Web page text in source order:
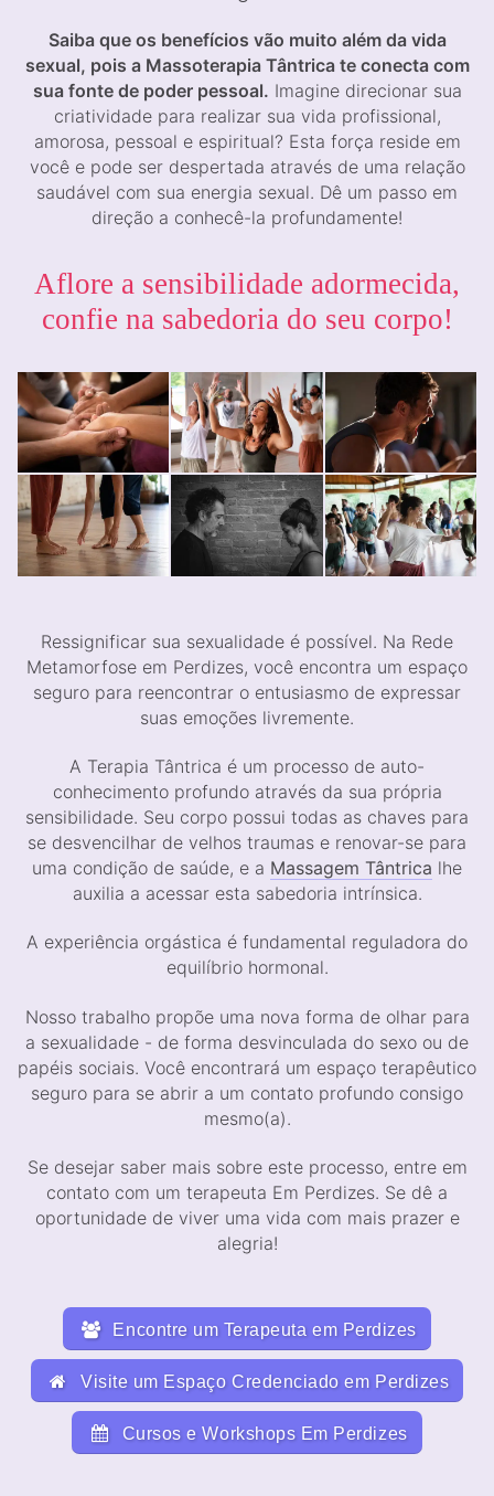
Saiba que os benefícios vão muito além da vida
sexual, pois a Massoterapia Tântrica te conecta com
sua fonte de poder pessoal. Imagine direcionar sua
criatividade para realizar sua vida profissional,
amorosa, pessoal e espiritual? Esta força reside em
você e pode ser despertada através de uma relação
saudável com sua energia sexual. Dê um passo em
direção a conhecê-la profundamente!
Aflore a sensibilidade adormecida,
confie na sabedoria do seu corpo!
Ressignificar sua sexualidade é possível. Na Rede
Metamorfose em Perdizes, você encontra um espaço
seguro para reencontrar o entusiasmo de expressar
suas emoções livremente.
A Terapia Tântrica é um processo de auto-
conhecimento profundo através da sua própria
sensibilidade. Seu corpo possui todas as chaves para
se desvencilhar de velhos traumas e renovar-se para
uma condição de saúde, e a Massagem Tântrica lhe
auxilia a acessar esta sabedoria intrínsica.
A experiência orgástica é fundamental reguladora do
equilíbrio hormonal.
Nosso trabalho propõe uma nova forma de olhar para
a sexualidade - de forma desvinculada do sexo ou de
papéis sociais. Você encontrará um espaço terapêutico
seguro para se abrir a um contato profundo consigo
mesmo(a).
Se desejar saber mais sobre este processo, entre em
contato com um terapeuta Em Perdizes. Se dê a
oportunidade de viver uma vida com mais prazer e
alegria!
Encontre um Terapeuta em Perdizes
Visite um Espaço Credenciado em Perdizes
Cursos e Workshops Em Perdizes